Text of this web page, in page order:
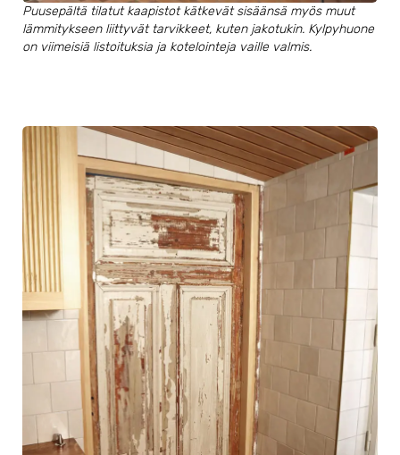
Puusepältä tilatut kaapistot kätkevät sisäänsä myös muut
lämmitykseen liittyvät tarvikkeet, kuten jakotukin. Kylpyhuone
on viimeisiä listoituksia ja kotelointeja vaille valmis.